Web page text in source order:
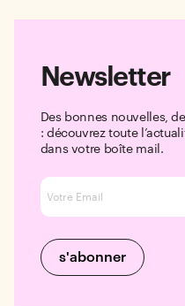
Newsletter
Des bonnes nouvelles,
: découvrez toute
dans votre boîte mail.